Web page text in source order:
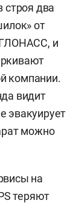
в
строя два
от
и
компании.
видит
эвакуирует
можно
на
теряют